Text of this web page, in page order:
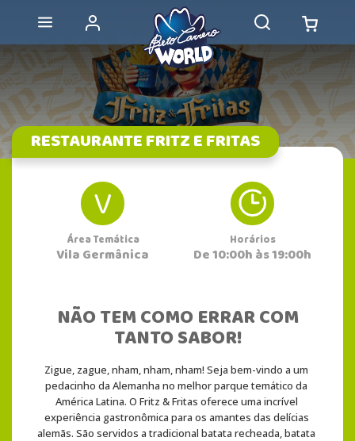
RESTAURANTE FRITZ E FRITAS
V
Área Temática
Vila Germânica
Horários
De 10:00h às 19:00h
NÃO TEM COMO ERRAR COM
TANTO SABOR!
Zigue, zague, nham, nham, nham! Seja bem-vindo a um
pedacinho da Alemanha no melhor parque temático da
América Latina. O Fritz & Fritas oferece uma incrível
experiência gastronômica para os amantes das delícias
alemãs. São servidos a tradicional batata recheada, batata